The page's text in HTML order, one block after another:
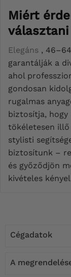
Miért
Elegáns ,
garantálják a
ahol
gondosan
rugalmas
biztosítja, hogy
tökéletesen
stylisti
biztosítunk –
és győződjön
kivételes
Cégadatok
A